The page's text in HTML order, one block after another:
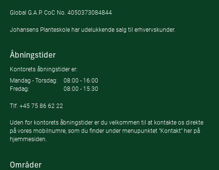
Global G.A.P. CoC No. 4050373084844
Johansens Planteskole har udelukkende salg til erhvervskunder.
Åbningstider
Kontorets åbningstider er:
Mandag - Torsdag:
08:00 - 16:00
Fredag:
08:00 - 15:30
Tlf. +45 75 86 62 22
Uden for kontorets åbningstider er du velkommen til at kontakte os direkte
på vores mobilnumre, som du finder under menupunktet "Kontakt" her på
hjemmesiden.
Områder